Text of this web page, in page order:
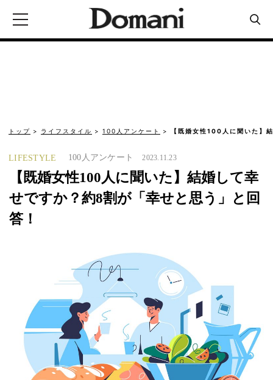
トップ ライフスタイル 100人アンケート 【既婚女性100人に聞いた】
LIFESTYLE 100人アンケート 2023.11.23
【既婚女性100人に聞いた】結婚して幸
せですか？約8割が「幸せと思う」と回
答！